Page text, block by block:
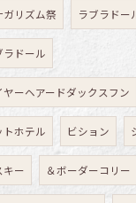
ガリズム祭 ラブラドー
ラドール
ヤーヘアードダックスフン
トホテル ビション
キー ＆ボーダーコリー